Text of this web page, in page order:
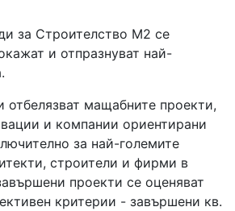
за Строителство М2 се
и отпразнуват най-
отбелязват мащабните проекти,
и компании ориентирани
за най-големите
строители и фирми в
проекти се оценяват
критерии - завършени кв.